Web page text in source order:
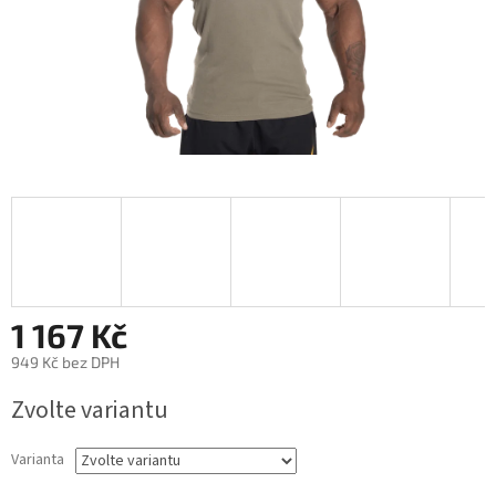
1 167 Kč
949 Kč bez DPH
cena:
Zvolte variantu
Varianta